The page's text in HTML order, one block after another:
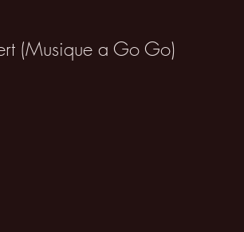
(Musique a Go Go)